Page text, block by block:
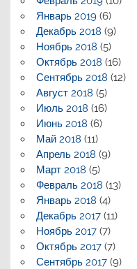
Январь 2019(6)
Декабрь 2018 (9)
Ноябрь 2018 (5)
Октябрь 2018 (16)
Сентябрь 2018 (12)
Август 2018 (5)
Июль 2018 (16)
Июнь 2018 (6)
Май 2018 (11)
Апрель 2018 (9)
Март 2018 (5)
Февраль 2018 (13)
Январь 2018 (4)
Декабрь 2017(11)
Ноябрь 2017(7)
Октябрь 2017(7)
Сентябрь 2017(9)